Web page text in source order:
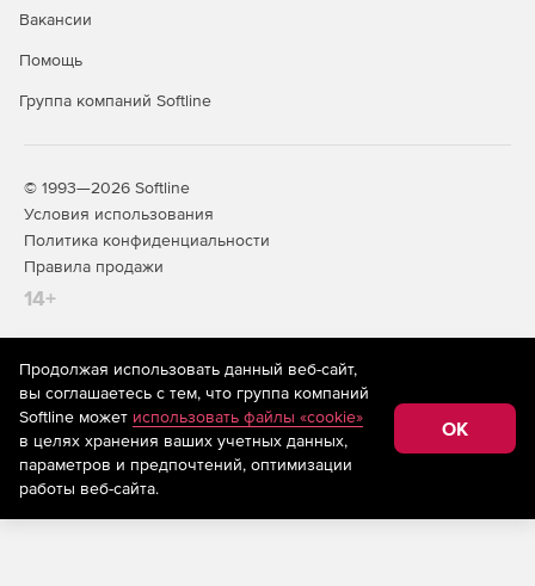
Вакансии
Помощь
Группа компаний Softline
© 1993—2026 Softline
Условия использования
Политика конфиденциальности
Правила продажи
14+
На информационном ресурсе store.softline.ru применяются
рекомендательные технологии(информационные технологии
предоставления информации на основе сбора,
систематизации и анализа сведений, относящихся к
предпочтениям пользователей сети «Интернет»,
находящихся на территории Российской Федерации)
Продолжая использовать данный веб-сайт,
вы соглашаетесь с тем, что группа компаний
Softline может использовать файлы «cookie»
в целях хранения ваших учетных данных,
параметров и предпочтений, оптимизации
работы веб-сайта.
OK